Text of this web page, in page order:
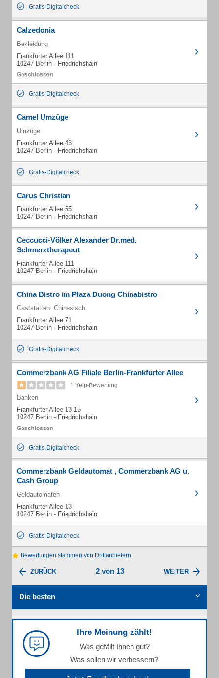
Gratis-Digitalcheck
Calzedonia
Bekleidung
Frankfurter Allee 111
10247 Berlin - Friedrichshain
Gratis-Digitalcheck
Camel Umzüge
Umzüge
Frankfurter Allee 43
10247 Berlin - Friedrichshain
Gratis-Digitalcheck
Carus Christian
Frankfurter Allee 55
10247 Berlin - Friedrichshain
Ceccucci-Völker Alexander Dr.med.
Schmerztherapeut
Frankfurter Allee 111
10247 Berlin - Friedrichshain
China Bistro im Plaza Duong Chinabistro
Gaststätten: Chinesisch
Frankfurter Allee 71
10247 Berlin - Friedrichshain
Gratis-Digitalcheck
Commerzbank AG Filiale Berlin-Frankfurter Allee
1 Yelp-Bewertung
Banken
Frankfurter Allee 13-15
10247 Berlin - Friedrichshain
Gratis-Digitalcheck
Commerzbank Geldautomat , Commerzbank AG u.
Cash Group
Geldautomaten
Frankfurter Allee 13
10247 Berlin - Friedrichshain
Gratis-Digitalcheck
Bewertungen stammen von Drittanbietern
ZURÜCK 2 von 13 WEITER
Die besten
Ihre Meinung zählt!
Was gefällt Ihnen gut?
Was sollen wir verbessern?